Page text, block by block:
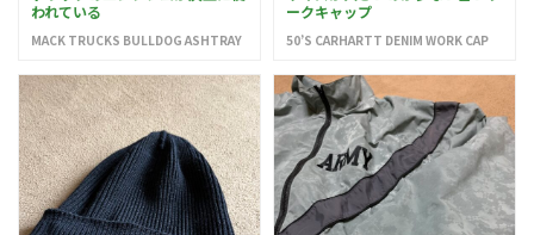
われている
MACK TRUCKS BULLDOG ASHTRAY
ークキャップ
50’S CARHARTT DENIM WORK CAP